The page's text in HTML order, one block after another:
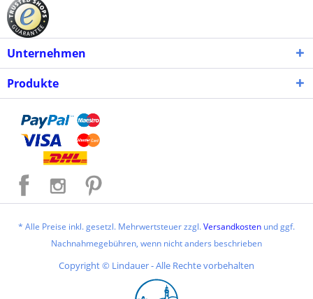
Unternehmen
Produkte
* Alle Preise inkl. gesetzl. Mehrwertsteuer zzgl.Versandkosten und ggf.
Nachnahmegebühren, wenn nicht anders beschrieben
Copyright © Lindauer - Alle Rechte vorbehalten